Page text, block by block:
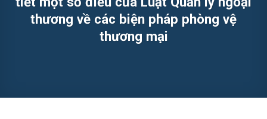
thương về các biện pháp phòng vệ
thương mại